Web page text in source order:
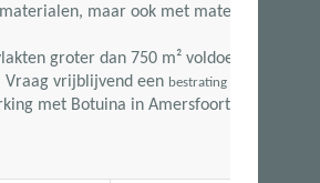
maar ook met materialen van
groter dan 750 m² voldoen wij aan
Vraag vrijblijvend een bestrating offerte
met Botuina in Amersfoort.